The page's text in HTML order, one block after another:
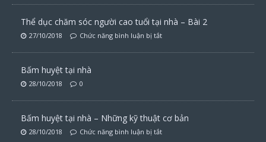
Thể dục chăm sóc người cao tuổi tại nhà – Bài 2
27/10/2018 Chức năng bình luận bị tắt
Bấm huyệt tại nhà
28/10/2018 0
Bấm huyệt tại nhà – Những kỹ thuật cơ bản
28/10/2018 Chức năng bình luận bị tắt